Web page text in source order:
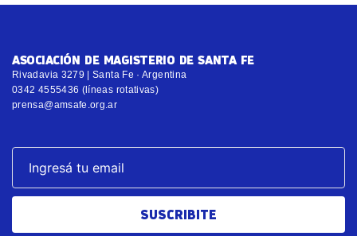
ASOCIACIÓN DE MAGISTERIO DE SANTA FE
Rivadavia 3279 | Santa Fe · Argentina
0342 4555436 (líneas rotativas)
prensa@amsafe.org.ar
SUSCRIBITE